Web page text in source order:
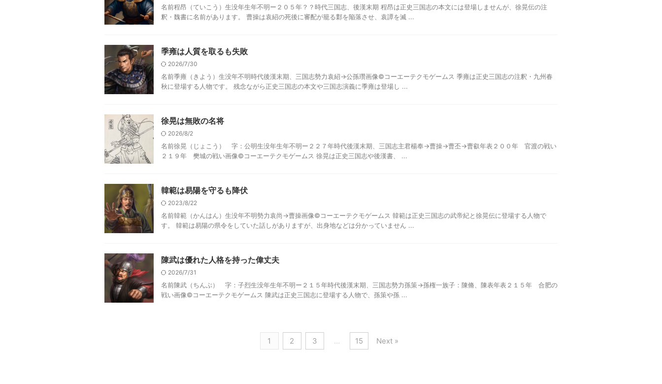
名前程昂（ていこう）生没年生年不明ー２０５年？？時代三国志、後漢末期 程昂は正史三国志の本文には登場しませんが、徐晃伝の注
釈・魏書に名前があります。 曹操は袁紹の死後に審配が籠る鄴を陥落させ、袁譚を滅 ...
季雍は人質を取るも失敗
2026/7/30
名前季雍（きよう）生没年不明時代後漢末期、三国志勢力袁紹→公孫瓚画像©コーエーテクモゲームス 季雍は正史三国志の注釈・九州春
秋に登場する人物です。 残念ながら正史三国志の本文や三国志演義に季雍は登場し ...
徐晃は無敗の名将
2026/8/2
名前徐晃（じょこう） 字：公明生没年生年不明ー２２７年時代後漢末期、三国志主君楊奉→曹操→曹丕→曹叡年表２００年 官渡の戦い
２１９年 樊城の戦い画像©コーエーテクモゲームス 徐晃は正史三国志や後漢書、 ...
韓範は易陽を守るも降伏
2023/8/22
名前韓範（かんはん）生没年不明勢力袁尚→曹操画像©コーエーテクモゲームス 韓範は正史三国志の武帝紀と徐晃伝に登場する人物で
す。 韓範は易陽の県令をしていた話しがありますが、出身地などは分かっていません ...
陳武は優れた人格を持った偉丈夫
2026/7/31
名前陳武（ちんぶ） 字：子烈生没年生年不明ー２１５年時代後漢末期、三国志勢力孫策→孫権一族子：陳脩、陳表年表２１５年 合肥の
戦い画像©コーエーテクモゲームス 陳武は正史三国志に登場する人物で、孫策や孫 ...
1 2 3 … 15 Next »